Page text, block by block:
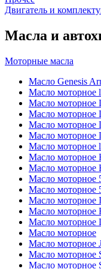
Двигатель и
Масла и
Моторные масла
Масло Genesis
Масло моторное
Масло моторное
Масло моторное
Масло моторное
Масло моторное
Масло моторное
Масло моторное
Масло моторное
Масло моторное
Масло моторное
Масло моторное
Масло
Масло
Масло моторное
Масло моторное
Масло моторное
Масло моторное